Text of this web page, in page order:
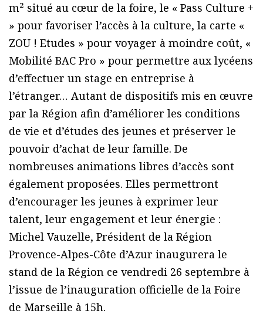
m² situé au cœur de la foire, le « Pass Culture +
» pour favoriser l’accès à la culture, la carte «
ZOU ! Etudes » pour voyager à moindre coût, «
Mobilité BAC Pro » pour permettre aux lycéens
d’effectuer un stage en entreprise à
l’étranger… Autant de dispositifs mis en œuvre
par la Région afin d’améliorer les conditions
de vie et d’études des jeunes et préserver le
pouvoir d’achat de leur famille. De
nombreuses animations libres d’accès sont
également proposées. Elles permettront
d’encourager les jeunes à exprimer leur
talent, leur engagement et leur énergie :
Michel Vauzelle, Président de la Région
Provence-Alpes-Côte d’Azur inaugurera le
stand de la Région ce vendredi 26 septembre à
l’issue de l’inauguration officielle de la Foire
de Marseille à 15h.